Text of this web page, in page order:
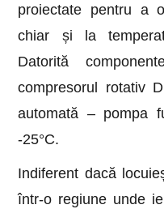
proiectate pentru a
chiar și la
Datorită
compresorul rotativ
automată – pompa
-25°C.
Indiferent dacă
într-o regiune unde